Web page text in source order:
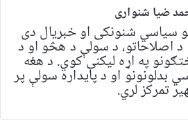
ضیا شنواری
سياسي شنونکی او خبریال دی
اصلاحاتو، د سولې د هڅو او د
په اړه لیکنې کوي. د هغه
بدلونونو او د پایداره سولې پر
تمرکز لري.